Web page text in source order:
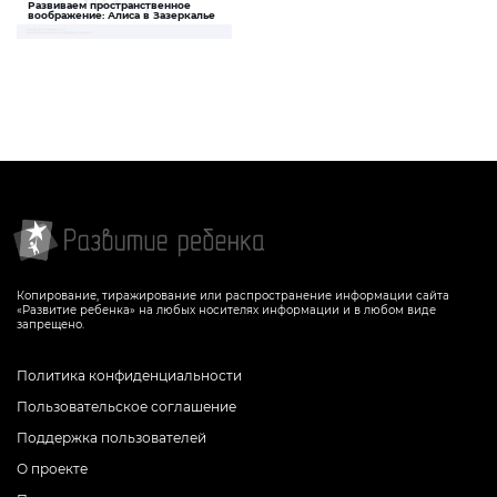
Литературные герои
Развиваем пространственное
воображение: Алиса в Зазеркалье
Копирование, тиражирование или распространение информации сайта
«Развитие ребенка» на любых носителях информации и в любом виде
запрещено.
Политика конфиденциальности
Пользовательское соглашение
Поддержка пользователей
О проекте